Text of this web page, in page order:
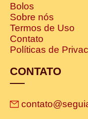
Bolos
Sobre nós
Termos de Uso
Contato
Políticas de
CONTATO